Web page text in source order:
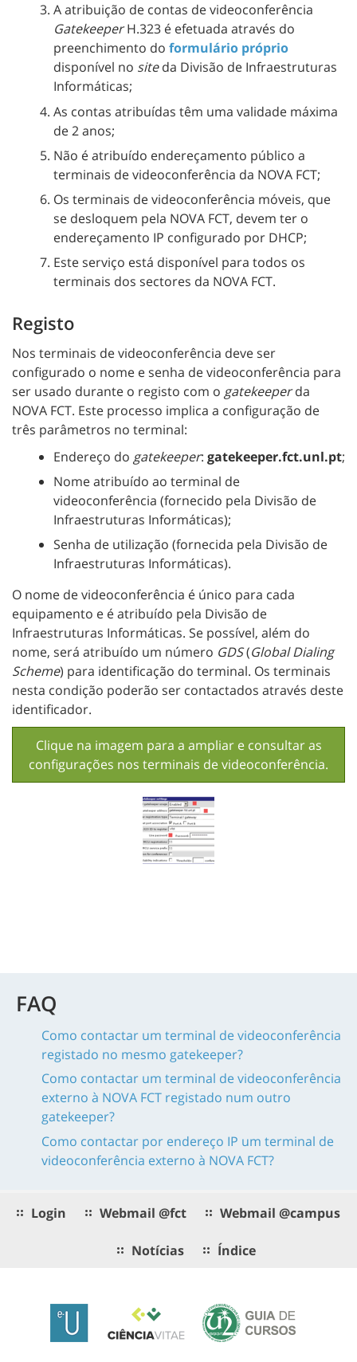
A atribuição de contas de videoconferência
GatekeeperH.323 é efetuada através do
preenchimento do formulário próprio
disponível no siteda Divisão de Infraestruturas
Informáticas;
As contas atribuídas têm uma validade máxima
de 2 anos;
Não é atribuído endereçamento público a
terminais de videoconferência da NOVA FCT;
Os terminais de videoconferência móveis, que
se desloquem pela NOVA FCT, devem ter o
endereçamento IP configurado por DHCP;
Este serviço está disponível para todos os
terminais dos sectores da NOVA FCT.
Registo
Nos terminais de videoconferência deve ser
configurado o nome e senha de videoconferência para
ser usado durante o registo com o gatekeeperda
NOVA FCT. Este processo implica a configuração de
três parâmetros no terminal:
Endereço do gatekeeper: gatekeeper.fct.unl.pt;
Nome atribuído ao terminal de
videoconferência (fornecido pela Divisão de
Infraestruturas Informáticas);
Senha de utilização (fornecida pela Divisão de
Infraestruturas Informáticas).
O nome de videoconferência é único para cada
equipamento e é atribuído pela Divisão de
Infraestruturas Informáticas. Se possível, além do
nome, será atribuído um número GDS(Global Dialing
Scheme) para identificação do terminal. Os terminais
nesta condição poderão ser contactados através deste
identificador.
Clique na imagem para a ampliar e consultar as
configurações nos terminais de videoconferência.
FAQ
Como contactar um terminal de videoconferência
registado no mesmo gatekeeper?
Como contactar um terminal de videoconferência
externo à NOVA FCT registado num outro
gatekeeper?
Como contactar por endereço IP um terminal de
videoconferência externo à NOVA FCT?
Login Webmail @fct Webmail @campus
Notícias Índice